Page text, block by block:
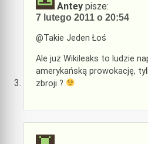
Antey pisze:
7 lutego 2011 o 20:54
@Takie Jeden Łoś
Ale już Wikileaks to ludzie
amerykańską prowokację,
zbroji ?